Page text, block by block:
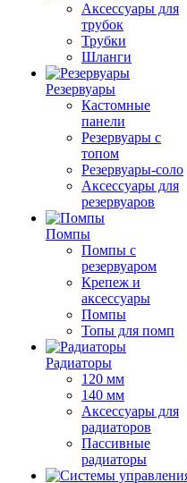
Аксессуары для
трубок
Трубки
Шланги
Резервуары
Кастомные
панели
Резервуары с
топом
Резервуары-соло
Аксессуары для
резервуаров
Помпы
Помпы с
резервуаром
Крепеж и
аксессуары
Помпы
Топы для помп
Радиаторы
120 мм
140 мм
Аксессуары для
радиаторов
Пассивные
радиаторы